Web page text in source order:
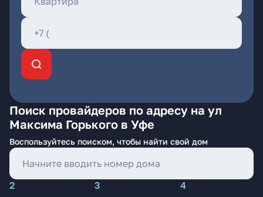
Поиск провайдеров по адресу на ул
Максима Горького в Уфе
Воспользуйтесь поиском, чтобы найти свой дом
2 3
4